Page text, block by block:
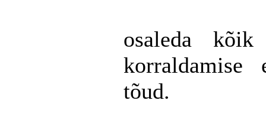
osaleda
korraldamise
tõud.